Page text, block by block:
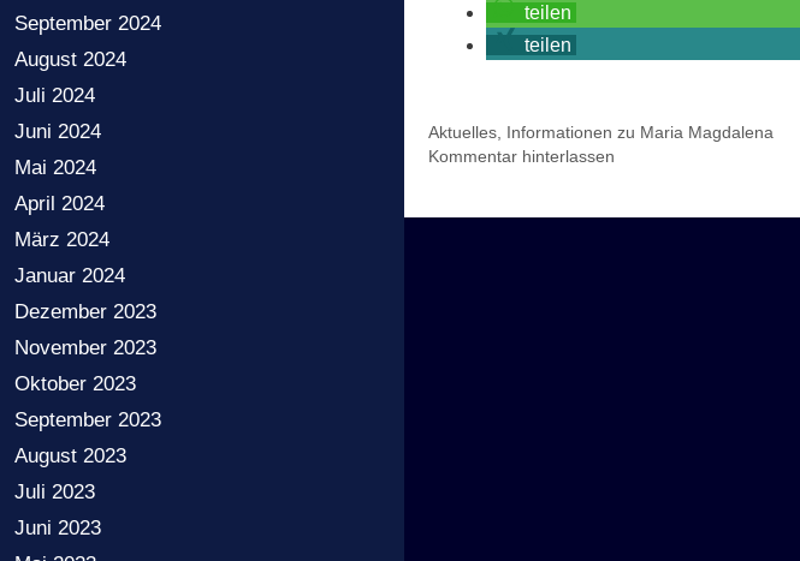
teilen
teilen
Kategorien
Aktuelles
Informationen zu Maria Magdalena
Kommentar hinterlassen
September 2024
August 2024
Juli 2024
Juni 2024
Mai 2024
April 2024
März 2024
Januar 2024
Dezember 2023
November 2023
Oktober 2023
September 2023
August 2023
Juli 2023
Juni 2023